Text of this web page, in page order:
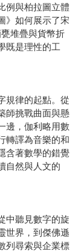
例與柏拉圖立體
》如何展示了宋
堆疊與貨幣折
既是理性的工
規律的起點。從
師挑戰曲面與懸
邊，伽利略用數
轉譯為音樂的和
含著數學的錯覺
自然與人文的
中聽見數字的旋
世界，到傑佛遜
列尋索與企業標